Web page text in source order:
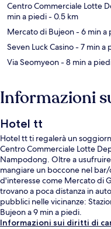
Centro Commerciale Lotte
min a piedi- 0.5 km
Mercato di Bujeon- 6 min a
Seven Luck Casino- 7 min a
Via Seomyeon- 8 min a
Informazioni
Hotel tt
Hotel tt ti regalerà un
Centro Commerciale Lotte
Nampodong. Oltre a
mangiare un boccone nel
d'interesse come Mercato di
trovano a poca distanza in
pubblici nelle vicinanze:
Bujeon a 9 min a piedi.
Informazioni sui diritti di